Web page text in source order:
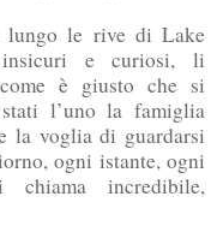
lungo le rive di Lake
insicuri e curiosi, li
è giusto che si
l’uno la famiglia
la voglia di guardarsi
ogni istante, ogni
chiama incredibile,